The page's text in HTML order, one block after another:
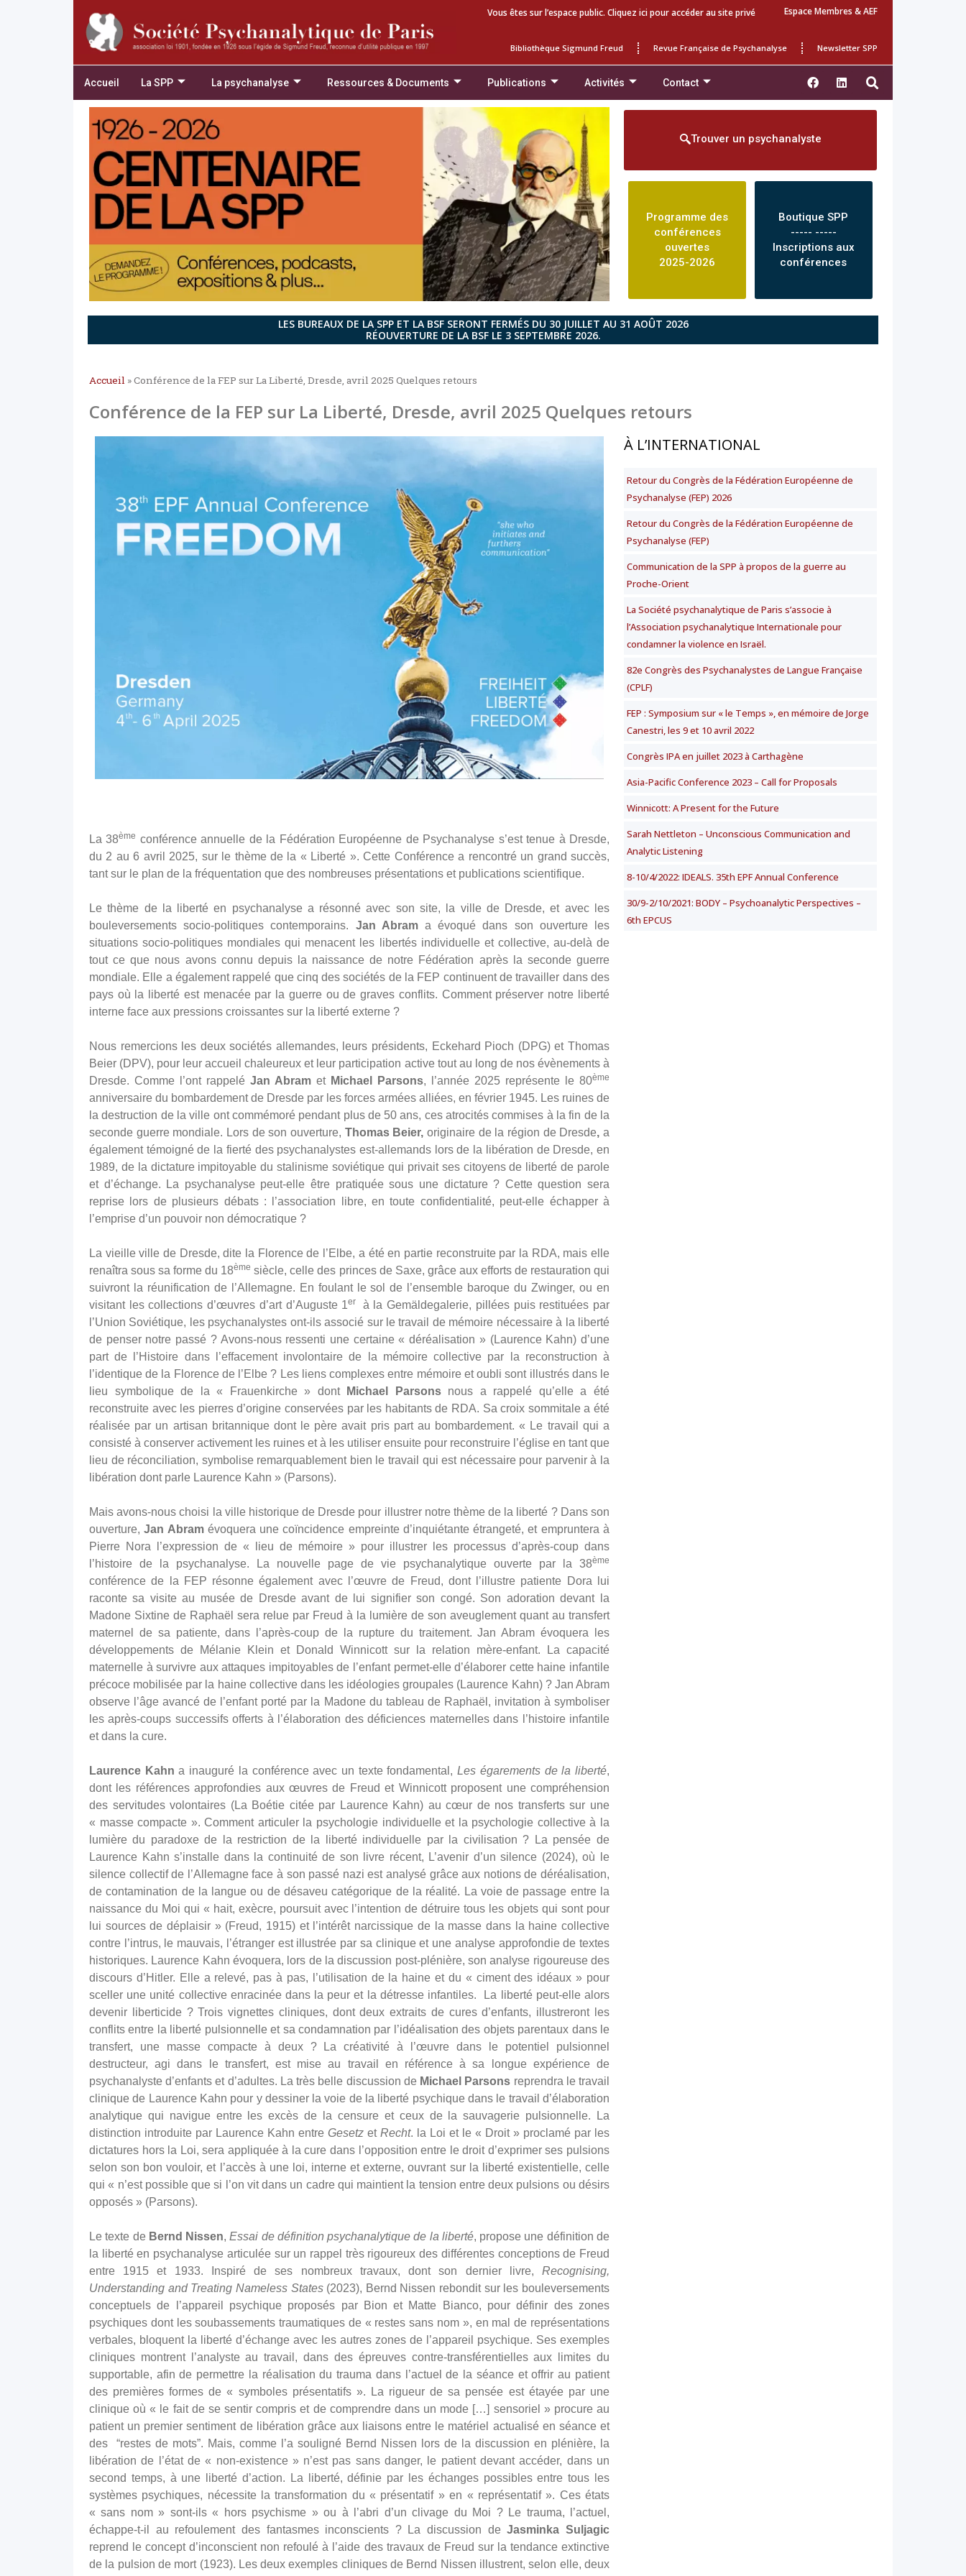
Vous êtes sur l’espace public. Cliquez ici pour accéder au site privé Espace Membres & AEF
Bibliothèque Sigmund Freud Revue Française de Psychanalyse Newsletter SPP
Accueil La SPP La psychanalyse Ressources & Documents Publications Activités Contact
Trouver un psychanalyste
Programme des
conférences
ouvertes
2025-2026
Boutique SPP
----- -----
Inscriptions aux
conférences
LES BUREAUX DE LA SPP ET LA BSF SERONT FERMÉS DU 30 JUILLET AU 31 AOÛT 2026
RÉOUVERTURE DE LA BSF LE 3 SEPTEMBRE 2026.
Accueil »Conférence de la FEP sur La Liberté, Dresde, avril 2025 Quelques retours
Conférence de la FEP sur La Liberté, Dresde, avril 2025 Quelques retours
La 38ème conférence annuelle de la Fédération Européenne de Psychanalyse s’est tenue à Dresde,
du 2 au 6 avril 2025, sur le thème de la « Liberté ». Cette Conférence a rencontré un grand succès,
tant sur le plan de la fréquentation que des nombreuses présentations et publications scientifique.
Le thème de la liberté en psychanalyse a résonné avec son site, la ville de Dresde, et avec les
bouleversements socio-politiques contemporains. Jan Abrama évoqué dans son ouverture les
situations socio-politiques mondiales qui menacent les libertés individuelle et collective, au-delà de
tout ce que nous avons connu depuis la naissance de notre Fédération après la seconde guerre
mondiale. Elle a également rappelé que cinq des sociétés de la FEP continuent de travailler dans des
pays où la liberté est menacée par la guerre ou de graves conflits. Comment préserver notre liberté
interne face aux pressions croissantes sur la liberté externe ?
Nous remercions les deux sociétés allemandes, leurs présidents, Eckehard Pioch (DPG) et Thomas
Beier (DPV), pour leur accueil chaleureux et leur participation active tout au long de nos évènements à
Dresde. Comme l’ont rappelé Jan Abram et Michael Parsons, l’année 2025 représente le 80ème
anniversaire du bombardement de Dresde par les forces armées alliées, en février 1945. Les ruines de
la destruction de la ville ont commémoré pendant plus de 50 ans, ces atrocités commises à la fin de la
seconde guerre mondiale. Lors de son ouverture, Thomas Beier,originaire de la région de Dresde,a
également témoigné de la fierté des psychanalystes est-allemands lors de la libération de Dresde, en
1989, de la dictature impitoyable du stalinisme soviétique qui privait ses citoyens de liberté de parole
et d’échange. La psychanalyse peut-elle être pratiquée sous une dictature ? Cette question sera
reprise lors de plusieurs débats : l’association libre, en toute confidentialité, peut-elle échapper à
l’emprise d’un pouvoir non démocratique ?
La vieille ville de Dresde, dite la Florence de l’Elbe, a été en partie reconstruite par la RDA, mais elle
renaîtra sous sa forme du 18ème siècle, celle des princes de Saxe, grâce aux efforts de restauration qui
suivront la réunification de l’Allemagne. En foulant le sol de l’ensemble baroque du Zwinger, ou en
visitant les collections d’œuvres d’art d’Auguste 1er à la Gemäldegalerie, pillées puis restituées par
l’Union Soviétique, les psychanalystes ont-ils associé sur le travail de mémoire nécessaire à la liberté
de penser notre passé ? Avons-nous ressenti une certaine « déréalisation » (Laurence Kahn) d’une
part de l’Histoire dans l’effacement involontaire de la mémoire collective par la reconstruction à
l’identique de la Florence de l’Elbe ? Les liens complexes entre mémoire et oubli sont illustrés dans le
lieu symbolique de la « Frauenkirche » dont
Michael Parsonsnous a rappelé qu’elle a été
reconstruite avec les pierres d’origine conservées par les habitants de RDA. Sa croix sommitale a été
réalisée par un artisan britannique dont le père avait pris part au bombardement. « Le travail qui a
consisté à conserver activement les ruines et à les utiliser ensuite pour reconstruire l’église en tant que
lieu de réconciliation, symbolise remarquablement bien le travail qui est nécessaire pour parvenir à la
libération dont parle Laurence Kahn » (Parsons).
Mais avons-nous choisi la ville historique de Dresde pour illustrer notre thème de la liberté ? Dans son
ouverture,Jan Abramévoquera une coïncidence empreinte d’inquiétante étrangeté, et empruntera à
Pierre Nora l’expression de « lieu de mémoire » pour illustrer les processus d’après-coup dans
l’histoire de la psychanalyse. La nouvelle page de vie psychanalytique ouverte par la 38ème
conférence de la FEP résonne également avec l’œuvre de Freud, dont l’illustre patiente Dora lui
raconte sa visite au musée de Dresde avant de lui signifier son congé. Son adoration devant la
Madone Sixtine de Raphaël sera relue par Freud à la lumière de son aveuglement quant au transfert
maternel de sa patiente, dans l’après-coup de la rupture du traitement. Jan Abram évoquera les
développements de Mélanie Klein et Donald Winnicott sur la relation mère-enfant. La capacité
maternelle à survivre aux attaques impitoyables de l’enfant permet-elle d’élaborer cette haine infantile
précoce mobilisée par la haine collective dans les idéologies groupales (Laurence Kahn) ? Jan Abram
observe l’âge avancé de l’enfant porté par la Madone du tableau de Raphaël, invitation à symboliser
les après-coups successifs offerts à l’élaboration des déficiences maternelles dans l’histoire infantile
et dans la cure.
Laurence Kahn a inauguré la conférence avec un texte fondamental,Les égarements de la liberté,
dont les références approfondies aux œuvres de Freud et Winnicott proposent une compréhension
des servitudes volontaires (La Boétie citée par Laurence Kahn) au cœur de nos transferts sur une
« masse compacte ». Comment articuler la psychologie individuelle et la psychologie collective à la
lumière du paradoxe de la restriction de la liberté individuelle par la civilisation ? La pensée de
Laurence Kahn s’installe dans la continuité de son livre récent, L’avenir d’un silence (2024), où le
silence collectif de l’Allemagne face à son passé nazi est analysé grâce aux notions de déréalisation,
de contamination de la langue ou de désaveu catégorique de la réalité. La voie de passage entre la
naissance du Moi qui « hait, exècre, poursuit avec l’intention de détruire tous les objets qui sont pour
lui sources de déplaisir » (Freud, 1915) et l’intérêt narcissique de la masse dans la haine collective
contre l’intrus, le mauvais, l’étranger est illustrée par sa clinique et une analyse approfondie de textes
historiques. Laurence Kahn évoquera, lors de la discussion post-plénière, son analyse rigoureuse des
discours d’Hitler. Elle a relevé, pas à pas, l’utilisation de la haine et du « ciment des idéaux » pour
sceller une unité collective enracinée dans la peur et la détresse infantiles. La liberté peut-elle alors
devenir liberticide ? Trois vignettes cliniques, dont deux extraits de cures d’enfants, illustreront les
conflits entre la liberté pulsionnelle et sa condamnation par l’idéalisation des objets parentaux dans le
transfert, une masse compacte à deux ? La créativité à l’œuvre dans le potentiel pulsionnel
destructeur, agi dans le transfert, est mise au travail en référence à sa longue expérience de
psychanalyste d’enfants et d’adultes. La très belle discussion de Michael Parsons reprendra le travail
clinique de Laurence Kahn pour y dessiner la voie de la liberté psychique dans le travail d’élaboration
analytique qui navigue entre les excès de la censure et ceux de la sauvagerie pulsionnelle. La
distinction introduite par Laurence Kahn entre Gesetz et Recht. la Loi et le « Droit » proclamé par les
dictatures hors la Loi, sera appliquée à la cure dans l’opposition entre le droit d’exprimer ses pulsions
selon son bon vouloir, et l’accès à une loi, interne et externe, ouvrant sur la liberté existentielle, celle
qui « n’est possible que si l’on vit dans un cadre qui maintient la tension entre deux pulsions ou désirs
opposés » (Parsons).
Le texte de Bernd Nissen,Essai de définition psychanalytique de la liberté, propose une définition de
la liberté en psychanalyse articulée sur un rappel très rigoureux des différentes conceptions de Freud
entre 1915 et 1933. Inspiré de ses nombreux travaux, dont son dernier livre, Recognising,
Understanding and Treating Nameless States(2023), Bernd Nissen rebondit sur les bouleversements
conceptuels de l’appareil psychique proposés par Bion et Matte Bianco, pour définir des zones
psychiques dont les soubassements traumatiques de « restes sans nom », en mal de représentations
verbales, bloquent la liberté d’échange avec les autres zones de l’appareil psychique. Ses exemples
cliniques montrent l’analyste au travail, dans des épreuves contre-transférentielles aux limites du
supportable, afin de permettre la réalisation du trauma dans l’actuel de la séance et offrir au patient
des premières formes de « symboles présentatifs ». La rigueur de sa pensée est étayée par une
clinique où « le fait de se sentir compris et de comprendre dans un mode […] sensoriel » procure au
patient un premier sentiment de libération grâce aux liaisons entre le matériel actualisé en séance et
des “restes de mots”. Mais, comme l’a souligné Bernd Nissen lors de la discussion en plénière, la
libération de l’état de « non-existence » n’est pas sans danger, le patient devant accéder, dans un
second temps, à une liberté d’action. La liberté, définie par les échanges possibles entre tous les
systèmes psychiques, nécessite la transformation du « présentatif » en « représentatif ». Ces états
« sans nom » sont-ils « hors psychisme » ou à l’abri d’un clivage du Moi ? Le trauma, l’actuel,
échappe-t-il au refoulement des fantasmes inconscients ? La discussion deJasminka Suljagic
reprend le concept d’inconscient non refoulé à l’aide des travaux de Freud sur la tendance extinctive
de la pulsion de mort (1923). Les deux exemples cliniques de Bernd Nissen illustrent, selon elle, deux
À L’INTERNATIONAL
Retour du Congrès de la Fédération Européenne de
Psychanalyse (FEP) 2026
Retour du Congrès de la Fédération Européenne de
Psychanalyse (FEP)
Communication de la SPP à propos de la guerre au
Proche-Orient
La Société psychanalytique de Paris s’associe à
l’Association psychanalytique Internationale pour
condamner la violence en Israël.
82e Congrès des Psychanalystes de Langue Française
(CPLF)
FEP : Symposium sur « le Temps », en mémoire de Jorge
Canestri, les 9 et 10 avril 2022
Congrès IPA en juillet 2023 à Carthagène
Asia-Pacific Conference 2023 – Call for Proposals
Winnicott: A Present for the Future
Sarah Nettleton – Unconscious Communication and
Analytic Listening
8-10/4/2022: IDEALS. 35th EPF Annual Conference
30/9-2/10/2021: BODY – Psychoanalytic Perspectives –
6th EPCUS